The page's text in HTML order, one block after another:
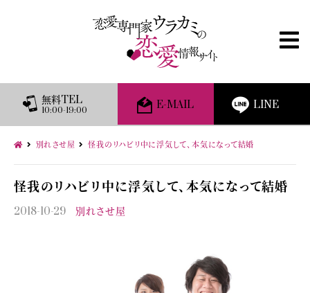
無料TEL
10:00-19:00 E-MAIL LINE
別れさせ屋 怪我のリハビリ中に浮気して、本気になって結婚
怪我のリハビリ中に浮気して、本気になって結婚
2018-10-29 別れさせ屋